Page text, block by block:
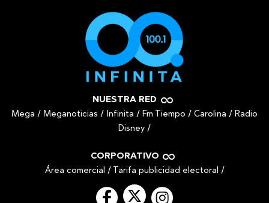
NUESTRA RED
Mega / Meganoticias / Infinita / Fm Tiempo / Carolina / Radio
Disney /
CORPORATIVO
Área comercial / Tarifa publicidad electoral /